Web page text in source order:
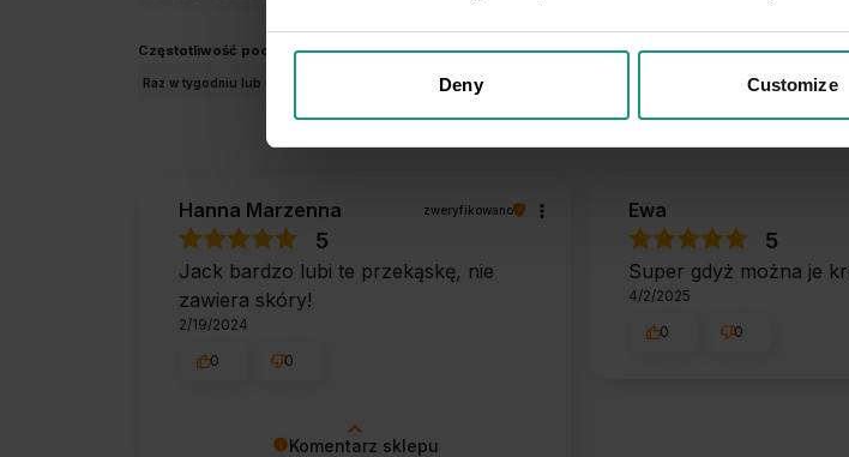
Deny Customize
Częstotliwość podawania
Raz w tygodniu lub rzadziej Kilka razy w tygodniu Raz dziennie
Komentarz sklepu
Hanna Marzenna zweryfikowano
5
Jack bardzo lubi te przekąskę, nie
zawiera skóry!
2/19/2024
0 0
Ewa
5
Super gdyż można je
4/2/2025
0 0